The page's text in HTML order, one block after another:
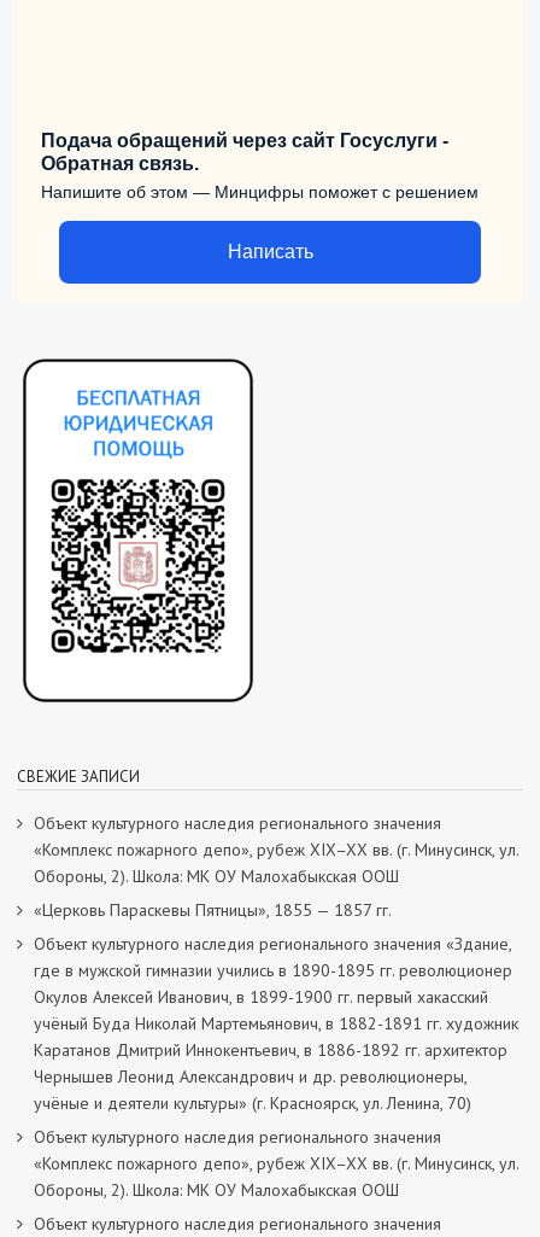
Подача обращений через сайт Госуслуги -
Обратная связь.
Напишите об этом — Минцифры поможет с решением
Написать
СВЕЖИЕ ЗАПИСИ
Объект культурного наследия регионального значения
«Комплекс пожарного депо», рубеж XIX–XX вв. (г. Минусинск, ул.
Обороны, 2). Школа: МК ОУ Малохабыкская ООШ
«Церковь Параскевы Пятницы», 1855 — 1857 гг.
Объект культурного наследия регионального значения «Здание,
где в мужской гимназии учились в 1890-1895 гг. революционер
Окулов Алексей Иванович, в 1899-1900 гг. первый хакасский
учёный Буда Николай Мартемьянович, в 1882-1891 гг. художник
Каратанов Дмитрий Иннокентьевич, в 1886-1892 гг. архитектор
Чернышев Леонид Александрович и др. революционеры,
учёные и деятели культуры» (г. Красноярск, ул. Ленина, 70)
Объект культурного наследия регионального значения
«Комплекс пожарного депо», рубеж XIX–XX вв. (г. Минусинск, ул.
Обороны, 2). Школа: МК ОУ Малохабыкская ООШ
Объект культурного наследия регионального значения